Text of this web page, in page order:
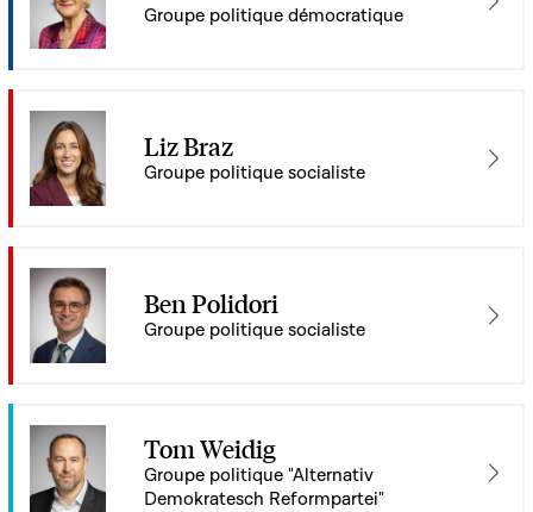
Groupe politique démocratique
Liz Braz
Groupe politique socialiste
Ben Polidori
Groupe politique socialiste
Tom Weidig
Groupe politique "Alternativ
Demokratesch Reformpartei"